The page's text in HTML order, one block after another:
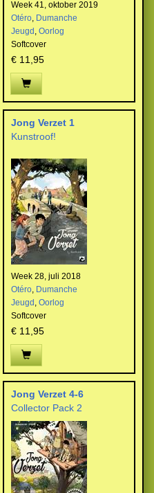
Week 41, oktober 2019
Otéro, Dumanche
Jeugd , Oorlog
Softcover
€ 11,95
Jong Verzet 1
Kunstroof!
Week 28, juli 2018
Otéro, Dumanche
Jeugd , Oorlog
Softcover
€ 11,95
Jong Verzet 4-6
Collector Pack 2